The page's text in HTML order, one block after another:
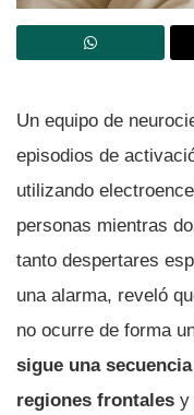
Un equipo de
episodios de
utilizando
personas mientras
tanto despertares
una alarma, reveló
no ocurre de forma
sigue una
regiones frontales y